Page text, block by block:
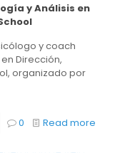
y Análisis en
y coach
Dirección,
organizado por
0 Read more